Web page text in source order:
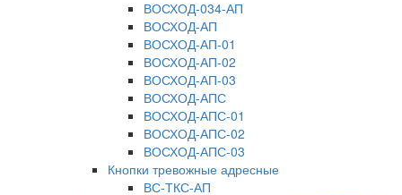
ВОСХОД-034-АП
ВОСХОД-АП
ВОСХОД-АП-01
ВОСХОД-АП-02
ВОСХОД-АП-03
ВОСХОД-АПС
ВОСХОД-АПС-01
ВОСХОД-АПС-02
ВОСХОД-АПС-03
Кнопки тревожные адресные
ВС-ТКС-АП